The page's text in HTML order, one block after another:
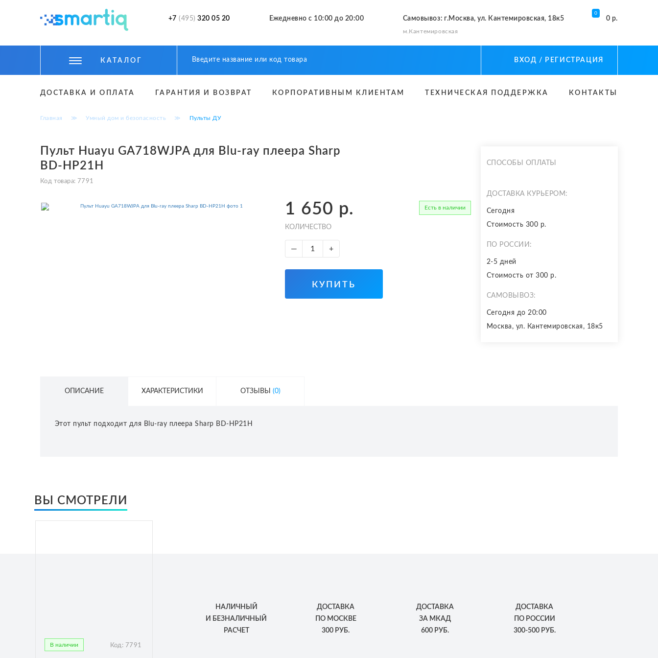
+7 (495) 320 05 20 Ежедневно с 10:00 до 20:00 Самовывоз: г.Москва, ул. Кантемировская, 18к5
м.Кантемировская
0
0 р.
КАТАЛОГ
ТОВАРЫ ДЛЯ АВТО
АКСЕССУАРЫ
ВХОД / РЕГИСТРАЦИЯ
ДОСТАВКА И ОПЛАТА ГАРАНТИЯ И ВОЗВРАТ КОРПОРАТИВНЫМ КЛИЕНТАМ ТЕХНИЧЕСКАЯ ПОДДЕРЖКА КОНТАКТЫ
Главная ≫ Умный дом и безопасность ≫ Пульты ДУ
Пульт Huayu GA718WJPA для Blu-ray плеера Sharp
BD-HP21H
Код товара: 7791
1 650 р. Есть в наличии
КОЛИЧЕСТВО
— +
КУПИТЬ
СПОСОБЫ ОПЛАТЫ
ДОСТАВКА КУРЬЕРОМ:
Сегодня
Стоимость 300 р.
ПО РОССИИ:
2-5 дней
Стоимость от 300 р.
САМОВЫВОЗ:
Сегодня до 20:00
Москва, ул. Кантемировская, 18к5
ОПИСАНИЕ ХАРАКТЕРИСТИКИ ОТЗЫВЫ (0)
Этот пульт подходит для Blu-ray плеера Sharp BD-HP21H
ВЫ СМОТРЕЛИ
В наличии Код: 7791
НАЛИЧНЫЙ
И БЕЗНАЛИЧНЫЙ
РАСЧЕТ
ДОСТАВКА
ПО МОСКВЕ
300 РУБ.
ДОСТАВКА
ЗА МКАД
600 РУБ.
ДОСТАВКА
ПО РОССИИ
300-500 РУБ.